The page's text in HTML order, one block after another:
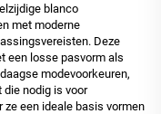
blanco
met moderne
Deze
een losse pasvorm als
modevoorkeuren,
nodig is voor
een ideale basis vormen